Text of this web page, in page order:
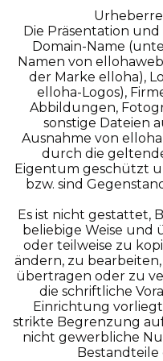
Die Präsentation
Domain-Name
Namen von
der Marke elloha),
elloha-Logos),
Abbildungen,
sonstige Dateien
Ausnahme von
durch die
Eigentum geschützt
bzw. sind
Es ist nicht gestattet,
beliebige Weise und
oder teilweise zu
ändern, zu
übertragen oder zu
die schriftliche
Einrichtung
strikte Begrenzung
nicht gewerbliche
Bestandteile